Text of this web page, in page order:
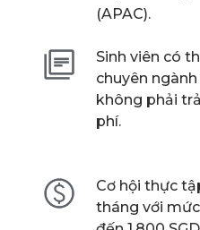
(APAC).
Sinh viên có
chuyên
không phải
phí.
Cơ hội thực
tháng với